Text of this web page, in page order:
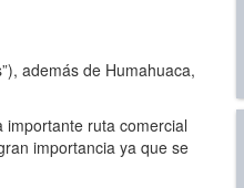
además de Humahuaca,
ruta comercial
importancia ya que se